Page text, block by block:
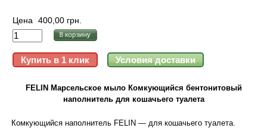
Цена 400,00 грн.
FELIN Марсельское мыло Комкующийся бентонитовый
наполнитель для кошачьего туалета
Комкующийся наполнитель FELIN — для кошачьего туалета.